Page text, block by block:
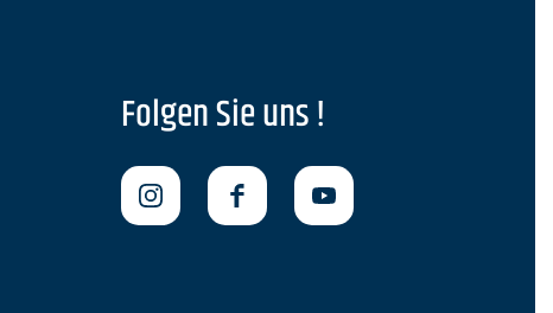
Folgen Sie uns !